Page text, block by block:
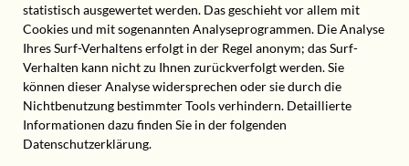
statistisch ausgewertet werden. Das geschieht vor allem mit
Cookies und mit sogenannten Analyseprogrammen. Die Analyse
Ihres Surf-Verhaltens erfolgt in der Regel anonym; das Surf-
Verhalten kann nicht zu Ihnen zurückverfolgt werden. Sie
können dieser Analyse widersprechen oder sie durch die
Nichtbenutzung bestimmter Tools verhindern. Detaillierte
Informationen dazu finden Sie in der folgenden
Datenschutzerklärung.